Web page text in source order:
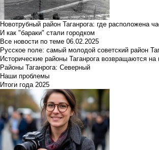
Новотрубный район Таганрога: где расположена
И как "бараки" стали городком
Все новости по теме 06.02.2025
Русское поле: самый молодой советский район
Исторические районы Таганрога возвращаются на
Районы Таганрога: Северный
Наши проблемы
Итоги года 2025